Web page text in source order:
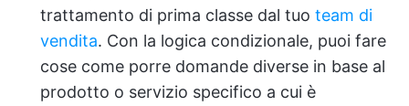
trattamento di prima classe dal tuo team di
vendita. Con la logica condizionale, puoi fare
cose come porre domande diverse in base al
prodotto o servizio specifico a cui è